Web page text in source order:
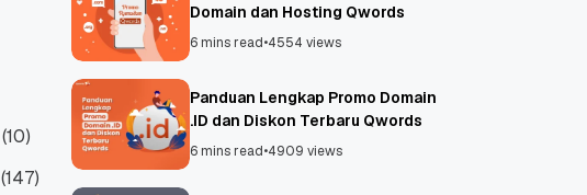
(10)
(147)
Domain dan Hosting Qwords
6 mins read•4554 views
Panduan Lengkap Promo Domain
.ID dan Diskon Terbaru Qwords
6 mins read•4909 views